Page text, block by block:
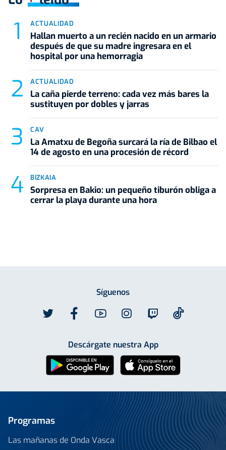
ACTUALIDAD
Hallan muerto a un recién nacido en un armario
después de que su madre ingresara en el
hospital por una hemorragia
ACTUALIDAD
La caña pierde terreno: cada vez más bares la
sustituyen por dobles y jarras
CAV
La Amatxu de Begoña surcará la ría de Bilbao el
14 de agosto en una procesión de récord
BIZKAIA
Sorpresa en Bakio: un pequeño tiburón obliga a
cerrar la playa durante una hora
Síguenos
Descárgate nuestra App
Programas
Las mañanas de Onda Vasca